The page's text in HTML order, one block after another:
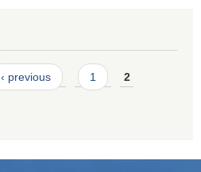
‹ previous 1 2